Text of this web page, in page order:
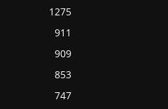
1275
911
909
853
747